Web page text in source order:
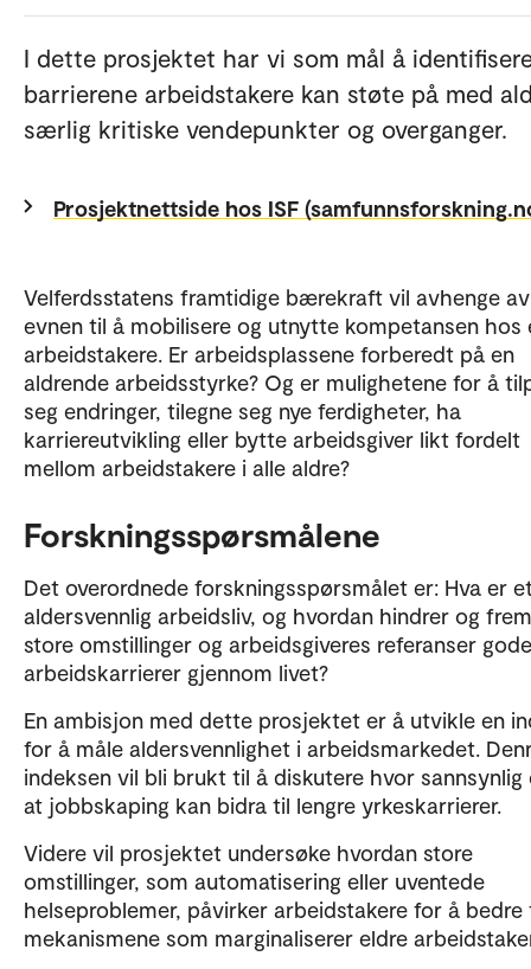
I dette prosjektet har vi som mål å
barrierene arbeidstakere kan støte på med
særlig kritiske vendepunkter og overganger.
Prosjektnettside hos ISF
Velferdsstatens framtidige bærekraft vil avhenge av
evnen til å mobilisere og utnytte kompetansen hos
arbeidstakere. Er arbeidsplassene forberedt på en
aldrende arbeidsstyrke? Og er mulighetene for å
seg endringer, tilegne seg nye ferdigheter, ha
karriereutvikling eller bytte arbeidsgiver likt fordelt
mellom arbeidstakere i alle aldre?
Forskningsspørsmålene
Det overordnede forskningsspørsmålet er: Hva er
aldersvennlig arbeidsliv, og hvordan hindrer og
store omstillinger og arbeidsgiveres referanser gode
arbeidskarrierer gjennom livet?
En ambisjon med dette prosjektet er å utvikle en
for å måle aldersvennlighet i arbeidsmarkedet.
indeksen vil bli brukt til å diskutere hvor sannsynlig
at jobbskaping kan bidra til lengre yrkeskarrierer.
Videre vil prosjektet undersøke hvordan store
omstillinger, som automatisering eller uventede
helseproblemer, påvirker arbeidstakere for å bedre
mekanismene som marginaliserer eldre